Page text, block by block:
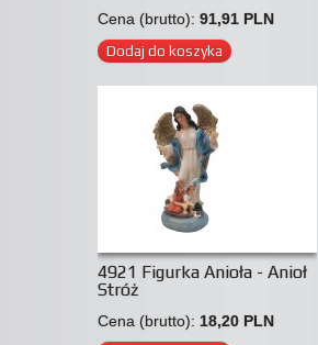
Cena (brutto): 91,91 PLN
Dodaj do koszyka
4921 Figurka Anioła - Anioł
Stróż
Cena (brutto): 18,20 PLN